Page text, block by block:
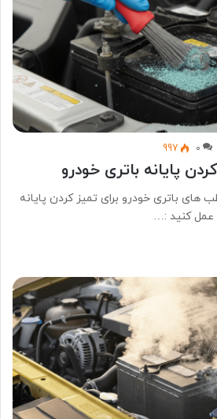
0
997
پایانه باتری خودرو
باتری خودرو برای تمیز کردن پایانه
عمل کنید :…